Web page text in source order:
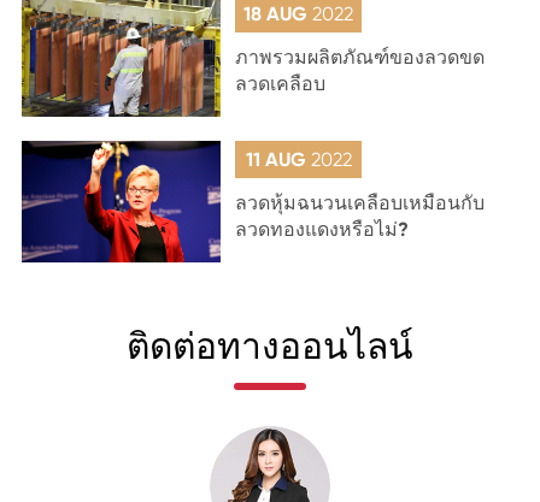
18 AUG2022
ภาพรวมผลิตภัณฑ์ของลวดขด
ลวดเคลือบ
11 AUG 2022
ลวดหุ้มฉนวนเคลือบเหมือนกับ
ลวดทองแดงหรือไม่?
ติดต่อทางออนไลน์